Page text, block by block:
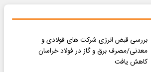
بررسی قبض انرژی شرکت های فولادی و
معدنی/مصرف برق و گاز در فولاد خراسان
کاهش یافت